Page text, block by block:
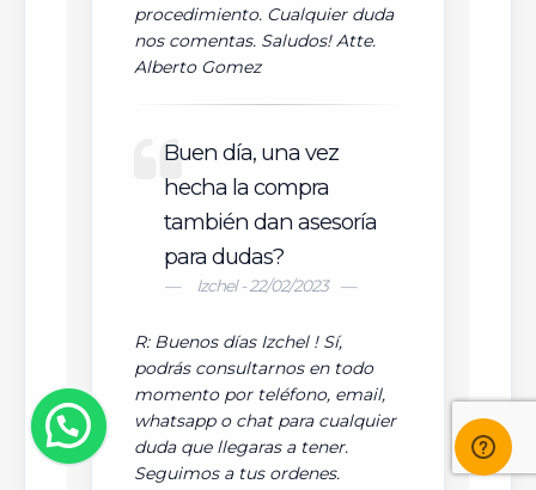
procedimiento. Cualquier duda
nos comentas. Saludos! Atte.
Alberto Gomez
Buen día, una vez
hecha la compra
también dan asesoría
para dudas?
Izchel - 22/02/2023
R: Buenos días Izchel ! Sí,
podrás consultarnos en todo
momento por teléfono, email,
whatsapp o chat para cualquier
duda que llegaras a tener.
Seguimos a tus ordenes.